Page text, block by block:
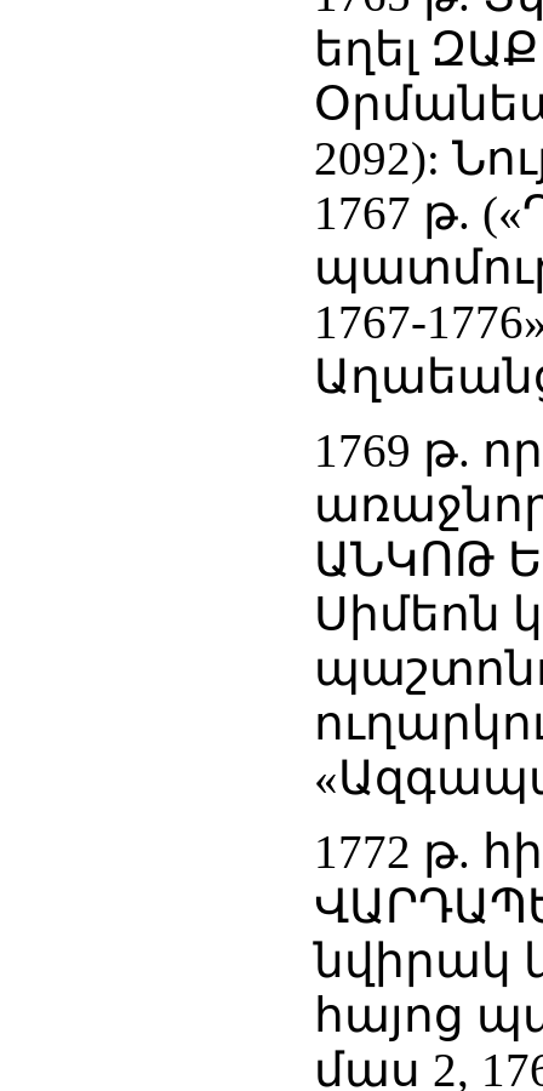
եղել
2092):
1767 թ.
1767-
1769 թ.
ԱՆԿՈԹ
Սիմեոն
1772 թ.
նվիրակ
հայոց
մաս 2,